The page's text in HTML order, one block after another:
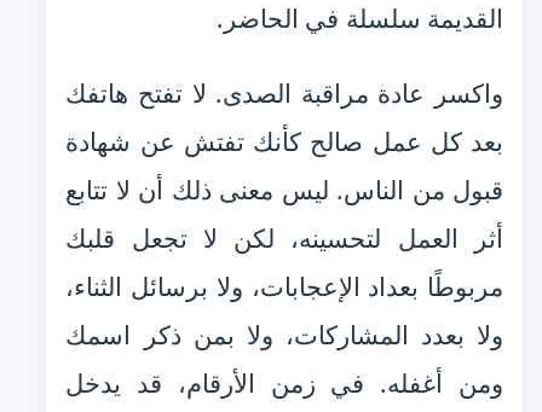
القديمة سلسلة في الحاضر.
واكسر عادة مراقبة الصدى. لا تفتح هاتفك
بعد كل عمل صالح كأنك تفتش عن شهادة
قبول من الناس. ليس معنى ذلك أن لا تتابع
أثر العمل لتحسينه، لكن لا تجعل قلبك
مربوطًا بعداد الإعجابات، ولا برسائل الثناء،
ولا بعدد المشاركات، ولا بمن ذكر اسمك
ومن أغفله. في زمن الأرقام، قد يدخل